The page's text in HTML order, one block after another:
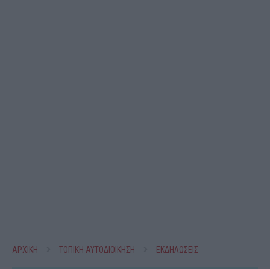
ΑΡΧΙΚΗ ΤΟΠΙΚΗ ΑΥΤΟΔΙΟΙΚΗΣΗ ΕΚΔΗΛΩΣΕΙΣ